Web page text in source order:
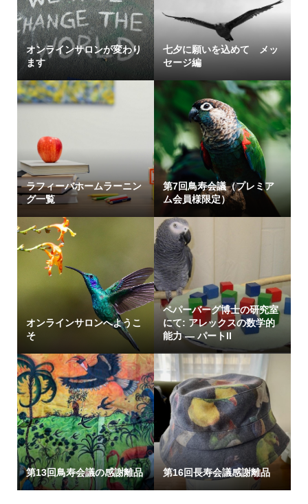
オンラインサロンが変わり
ます
七夕に願いを込めて メッ
セージ編
ラフィーバホームラーニン
グ一覧
第7回鳥寿会議（プレミア
ム会員様限定）
オンラインサロンへようこ
そ
ペパーバーグ博士の研究室
にて: アレックスの数学的
能力 — パートII
第13回鳥寿会議の感謝離品 第16回長寿会議感謝離品